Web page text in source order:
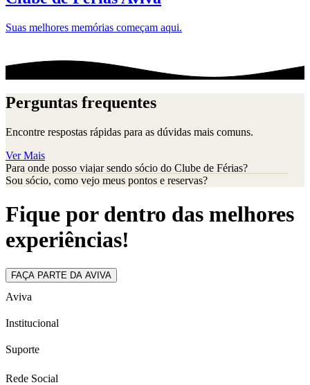
Suas melhores memórias começam aqui.
Perguntas frequentes
Encontre respostas rápidas para as dúvidas mais comuns.
Ver Mais
Para onde posso viajar sendo sócio do Clube de Férias?
Sou sócio, como vejo meus pontos e reservas?
Fique por dentro das melhores
experiências!
FAÇA PARTE DA AVIVA
Aviva
Institucional
Suporte
Rede Social